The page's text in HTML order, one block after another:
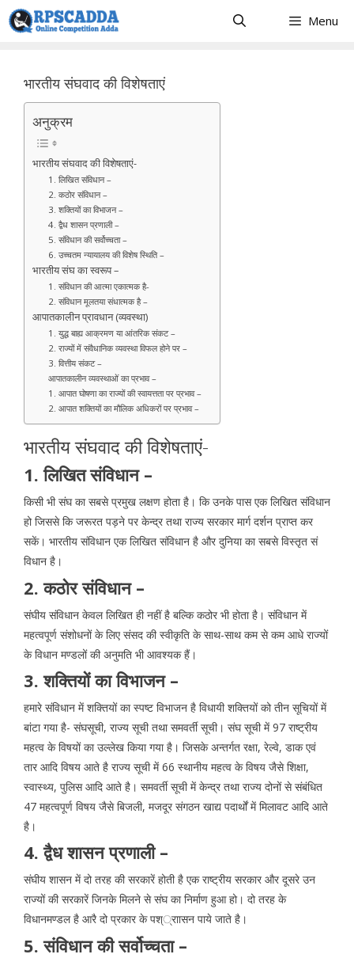
Skip
to
Menu
भारतीय संघवाद की विशेषताएं
अनुक्रम
भारतीय संघवाद की विशेषताएं-
1. लिखित संविधान –
2. कठोर संविधान –
3. शक्तियों का विभाजन –
4. द्वैध शासन प्रणाली –
5. संविधान की सर्वोच्चता –
6. उच्चतम न्यायालय की विशेष स्थिति –
भारतीय संघ का स्वरूप –
1. संविधान की आत्मा एकात्मक है-
2. संविधान मूलतया संधात्मक है –
आपातकालीन प्रावधान (व्यवस्था)
1. युद्ध बाह्य आक्रमण या आंतरिक संकट –
2. राज्यों में संवैधानिक व्यवस्था विफल होने पर –
3. वित्तीय संकट –
आपातकालीन व्यवस्थाओं का प्रभाव –
1. आपात घोषणा का राज्यों की स्वायत्तता पर प्रभाव –
2. आपात शक्तियों का मौलिक अधिकरों पर प्रभाव –
भारतीय संघवाद की विशेषताएं-
1. लिखित संविधान –
किसी भी संघ का सबसे प्रमुख लक्षण होता है। कि उनके पास एक लिखित संविधान
हो जिससे कि जरूरत पड़ने पर केन्द्र तथा राज्य सरकार मार्ग दर्शन प्राप्त कर
सकें। भारतीय संविधान एक लिखित संविधान है और दुनिया का सबसे विस्तृत सं
विधान है।
2. कठोर संविधान –
संघीय संविधान केवल लिखित ही नहीं है बल्कि कठोर भी होता है। संविधान में
महत्वपूर्ण संशोधनों के लिए संसद की स्वीकृति के साथ-साथ कम से कम आधे राज्यों
के विधान मण्डलों की अनुमति भी आवश्यक हैं।
3. शक्तियों का विभाजन –
हमारे संविधान में शक्तियों का स्पष्ट विभाजन है विधायी शक्तियों को तीन सूचियों में
बांटा गया है- संघसूची, राज्य सूची तथा समवर्ती सूची। संघ सूची में 97 राष्ट्रीय
महत्व के विषयों का उल्लेख किया गया है। जिसके अन्तर्गत रक्षा, रेल्वे, डाक एवं
तार आदि विषय आते है राज्य सूची में 66 स्थानीय महत्व के विषय जैसे शिक्षा,
स्वास्थ्य, पुलिस आदि आते है। समवर्ती सूची में केन्द्र तथा राज्य दोनों से संबंधित
47 महत्वपूर्ण विषय जैसे बिजली, मजदूर संगठन खाद्य पदार्थों में मिलावट आदि आते
है।
4. द्वैध शासन प्रणाली –
संघीय शासन में दो तरह की सरकारें होती है एक राष्ट्रीय सरकार और दूसरे उन
राज्यों की सरकारें जिनके मिलने से संघ का निर्माण हुआ हो। दो तरह के
विधानमण्डल है आरै दो प्रकार के पश््राासन पाये जाते है।
5. संविधान की सर्वोच्चता –